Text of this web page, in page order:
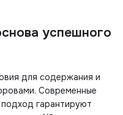
успешного
для содержания и
Современные
гарантируют